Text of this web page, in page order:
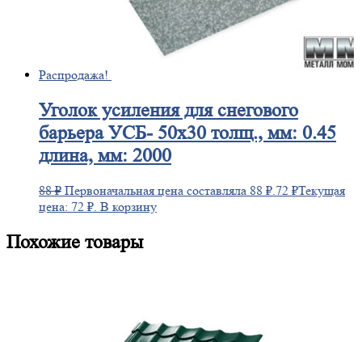
Распродажа!
Уголокусиления для снегового
барьера УСБ- 50х30 толщ., мм: 0.45
длина, мм: 2000
88₽ Первоначальная цена составляла 88 ₽.72 ₽Текущая
цена: 72 ₽. В корзину
Похожие товары